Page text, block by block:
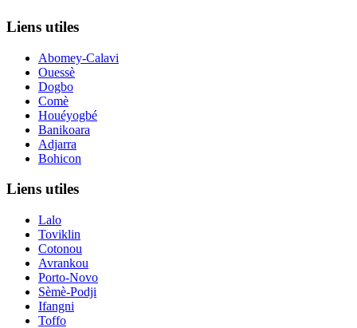
Liens utiles
Abomey-Calavi
Ouessè
Dogbo
Comè
Houéyogbé
Banikoara
Adjarra
Bohicon
Liens utiles
Lalo
Toviklin
Cotonou
Avrankou
Porto-Novo
Sèmè-Podji
Ifangni
Toffo